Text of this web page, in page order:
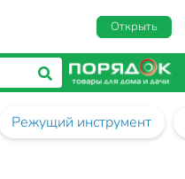
Открыть
Режущий инструмент